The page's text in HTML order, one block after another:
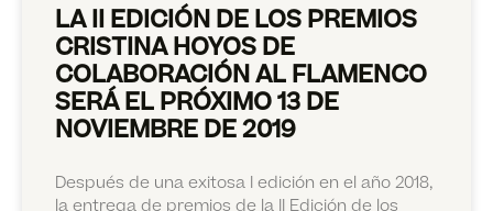
LA II EDICIÓN DE LOS PREMIOS
CRISTINA HOYOS DE
COLABORACIÓN AL FLAMENCO
SERÁ EL PRÓXIMO 13 DE
NOVIEMBRE DE 2019
Después de una exitosa I edición en el año 2018,
la entrega de premios de la II Edición de los